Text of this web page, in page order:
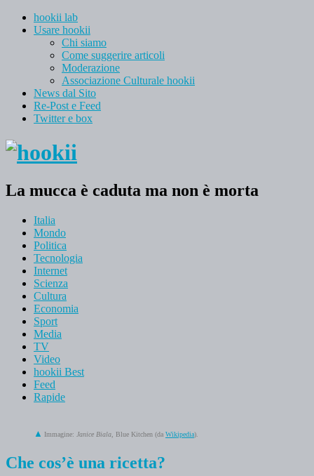
hookii lab
Usare hookii
Chi siamo
Come suggerire articoli
Moderazione
Associazione Culturale hookii
News dal Sito
Re-Post e Feed
Twitter e box
La mucca è caduta ma non è morta
Italia
Mondo
Politica
Tecnologia
Internet
Scienza
Cultura
Economia
Sport
Media
TV
Video
hookii Best
Feed
Rapide
Immagine: Janice Biala , Blue Kitchen (da Wikipedia).
Che cos’è una ricetta?